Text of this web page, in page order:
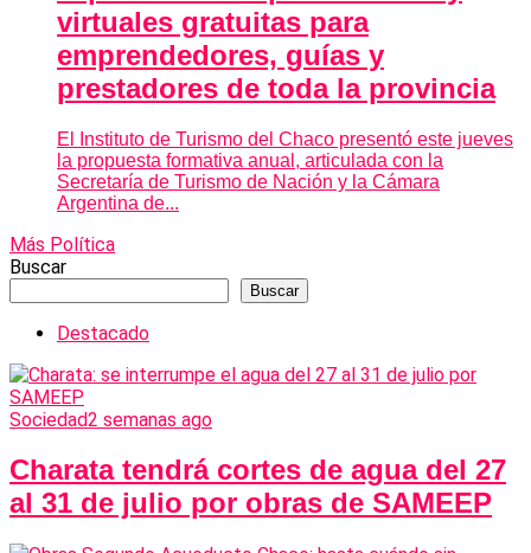
virtuales gratuitas para
emprendedores, guías y
prestadores de toda la provincia
El Instituto de Turismo del Chaco presentó este jueves
la propuesta formativa anual, articulada con la
Secretaría de Turismo de Nación y la Cámara
Argentina de...
Más Política
Buscar
Buscar
Destacado
Sociedad2 semanas ago
Charata tendrá cortes de agua del 27
al 31 de julio por obras de SAMEEP